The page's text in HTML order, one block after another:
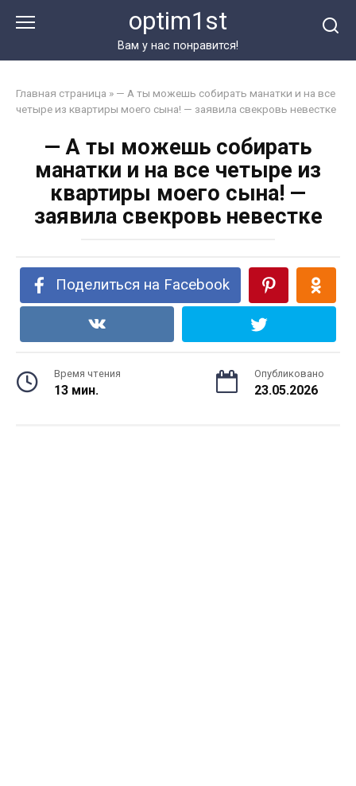
optim1st
Вам у нас понравится!
Главная страница » — А ты можешь собирать манатки и на все
четыре из квартиры моего сына! — заявила свекровь невестке
— А ты можешь собирать
манатки и на все четыре из
квартиры моего сына! —
заявила свекровь невестке
Поделиться на Facebook
Время чтения
13 мин.
Опубликовано
23.05.2026